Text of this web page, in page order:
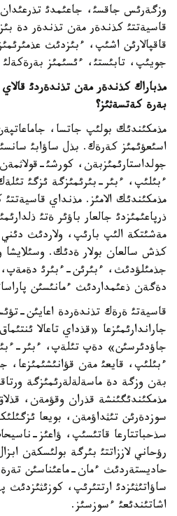
وزگةرئس جاقسئ، جاعئمدئ
قاسيةتتئ كذندةر مةن تذندةر دة
قاقپالارئن اشئپ، ءبئزدئث
جويئپ، تابئستئ، ءئسئمئز
مذباراك كذندةر مةن تذندةردئ
بةرة كةتسةثئز؟
مذمكئندئك بولئپ جاتسا،
اسئعؤئمئز كةرةك. بذل ساؤابئ
جولداستارئمئزبةن، كورشئ-
ءبئلئپ، ءبئر-بئرئمئزگة ئزگئ
مذمكئندئك الامئز. مذنداي
ذرپاعئمئزدئ جالعار باؤئر ةتئ
مةشئتكة الئپ بارئپ، ولاردئث
كذش سالعان بولار ةدئك. وسئلايشا
جذمئلؤدئث، ءبئرئن-ءبئرئ دةمةپ،
دةگةن ذعئمداردئث ءمانئسئن
قاسيةتئ ةرةك تذندةردة اعايئن-
جاراندارئمئزعا «قذداي تاعالا
جاؤدئرسئن» دةپ تئلةپ، ءبئر-
ءبئلئپ، قايعئ مةن قؤانئشئمئزعا،
بةن وزگة دة ماسةلةلةرئمئزگة
مذمكئندئگئنشة قذران وقؤمةن،
سوزدةرئن تئثداؤمةن، بويعا
سذحباتتارعا قاتئسئپ، ؤاعئز-
رؤحاني لاززاتتئ بئرگة بولئسكةن
حاديستةردئث ءمان-ماعئناسئن
ساؤاتئثئزدئ ارتتئرئپ،
اشاتئندئعئ ءسوزسئز.